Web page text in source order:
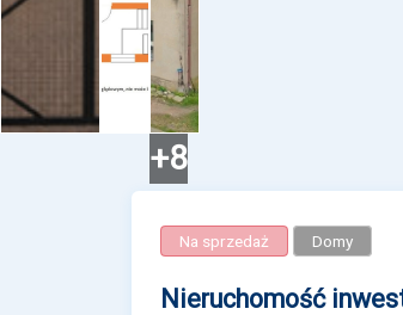
+8
Na sprzedaż Domy
Nieruchomość